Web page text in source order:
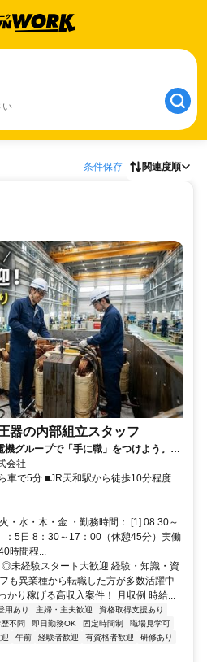
い
条件保存 関連度順
器の内部組立スタッフ
グループで「手に職」をつけよう。
「資格を取って将来に役立つスキルを
てみたい」そんな20代・30代の男性ス
ートできる変圧器の組立スタッフ募集！
格は入社後に会社負担で取得できます
会社
車で5分 ■JR天和駅から徒歩10分程度
・水・木・金 ・勤務時間： [1] 08:30～
：5日 8：30～17：00（休憩45分）実働
時間程...
未経験スタート大歓迎 経験・知識・資
も異業種から転職した方が多数活躍中
り稼げる高収入案件！ 月収例 時給...
用あり 主婦・主夫歓迎
資格取得支援あり
不問 即日勤務OK 固定時間制
職場見学可
午前 経験者歓迎 有資格者歓迎
研修あり